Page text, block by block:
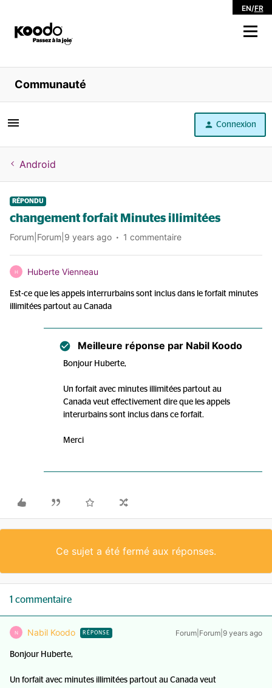
EN/FR
Magasiner
Libre service
Aide
Communauté
Connexion
Android
RÉPONDU
changement forfait Minutes illimitées
Forum|Forum|9 years ago 1 commentaire
H Huberte Vienneau
Est-ce que les appels interrurbains sont inclus dans le forfait minutes
illimitées partout au Canada
Meilleure réponse par Nabil Koodo
Bonjour Huberte,
Un forfait avec minutes illimitées partout au
Canada veut effectivement dire que les appels
interurbains sont inclus dans ce forfait.
Merci
Ce sujet a été fermé aux réponses.
1 commentaire
N Nabil Koodo RÉPONSE Forum|Forum|9 years ago
Bonjour Huberte,
Un forfait avec minutes illimitées partout au Canada veut